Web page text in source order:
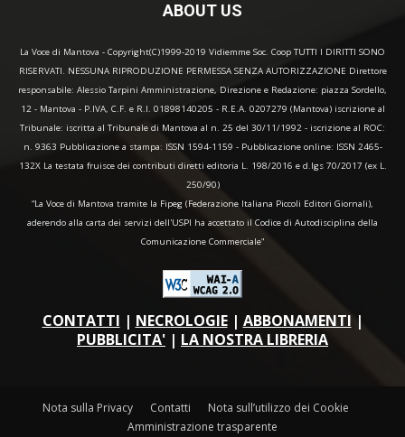
ABOUT US
La Voce di Mantova - Copyright(C)1999-2019 Vidiemme Soc. Coop TUTTI I DIRITTI SONO
RISERVATI. NESSUNA RIPRODUZIONE PERMESSA SENZA AUTORIZZAZIONE Direttore
responsabile: Alessio Tarpini Amministrazione, Direzione e Redazione: piazza Sordello,
12 - Mantova - P.IVA, C.F. e R.I. 01898140205 - R.E.A. 0207279 (Mantova) iscrizione al
Tribunale: iscritta al Tribunale di Mantova al n. 25 del 30/11/1992 - iscrizione al ROC:
n. 9363 Pubblicazione a stampa: ISSN 1594-1159 - Pubblicazione online: ISSN 2465-
132X La testata fruisce dei contributi diretti editoria L. 198/2016 e d.lgs 70/2017 (ex L.
250/90)
“La Voce di Mantova tramite la Fipeg (Federazione Italiana Piccoli Editori Giornali),
aderendo alla carta dei servizi dell'USPI ha accettato il Codice di Autodisciplina della
Comunicazione Commerciale"
CONTATTI | NECROLOGIE| ABBONAMENTI |
PUBBLICITA' | LA NOSTRA LIBRERIA
Nota sulla Privacy Contatti
Nota sull’utilizzo dei Cookie
Amministrazione trasparente